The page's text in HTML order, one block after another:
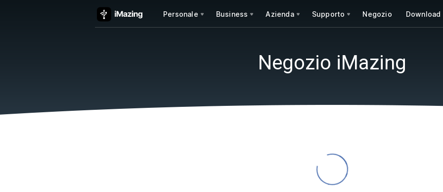
Personale Business Azienda Supporto Negozio Download
Negozio iMazing